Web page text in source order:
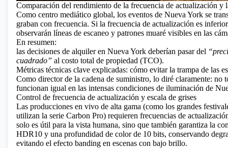
Comparación del rendimiento de la frecuencia de actualización y
Como centro mediático global, los eventos de Nueva York se
graban con frecuencia. Si la frecuencia de actualización es
observarán líneas de escaneo y patrones muaré visibles en las
En resumen:
las decisiones de alquiler en Nueva York deberían pasar del
cuadrado” al costo total de propiedad (TCO).
Métricas técnicas clave explicadas: cómo evitar la trampa de las
Como director de la cadena de suministro, lo diré claramente: no
funcionan igual en las intensas condiciones de iluminación de
Control de frecuencia de actualización y escala de grises
Las producciones en vivo de alta gama (como los grandes
utilizan la serie Carbon Pro) requieren frecuencias de
solo es útil para la vista humana, sino que también garantiza la
HDR10 y una profundidad de color de 10 bits, conservando
evitando el efecto banding en escenas con bajo brillo.